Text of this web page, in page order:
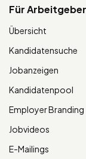
Für Arbeitgeber
Übersicht
Kandidatensuche
Jobanzeigen
Kandidatenpool
Employer Branding
Jobvideos
E-Mailings